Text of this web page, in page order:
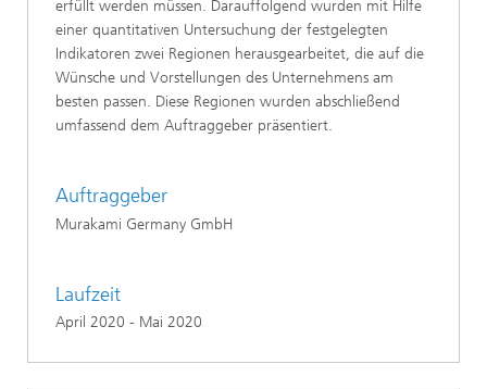
erfüllt werden müssen. Darauffolgend wurden mit Hilfe
einer quantitativen Untersuchung der festgelegten
Indikatoren zwei Regionen herausgearbeitet, die auf die
Wünsche und Vorstellungen des Unternehmens am
besten passen. Diese Regionen wurden abschließend
umfassend dem Auftraggeber präsentiert.
Auftraggeber
Murakami Germany GmbH
Laufzeit
April 2020 - Mai 2020